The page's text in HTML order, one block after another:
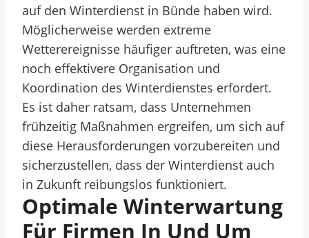
auf den Winterdienst in Bünde haben wird.
Möglicherweise werden extreme
Wetterereignisse häufiger auftreten, was eine
noch effektivere Organisation und
Koordination des Winterdienstes erfordert.
Es ist daher ratsam, dass Unternehmen
frühzeitig Maßnahmen ergreifen, um sich auf
diese Herausforderungen vorzubereiten und
sicherzustellen, dass der Winterdienst auch
in Zukunft reibungslos funktioniert.
Optimale Winterwartung
Für Firmen In Und Um